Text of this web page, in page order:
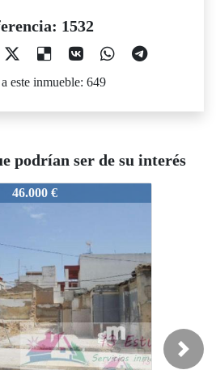
1532
este inmueble: 649
podrían ser de su interés
€
Next